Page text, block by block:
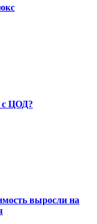
с ЦОД?
выросли на